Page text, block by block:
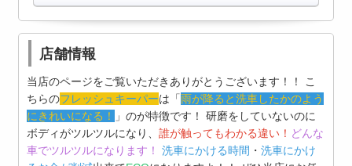
店舗情報
当店のページをご覧いただきありがとうございます！！ こ
ちらのフレッシュキーパーは「雨が降ると洗車したかのよう
にきれいになる！
」のが特徴です！ 研磨をしていないのに
ボディがツルツルになり、誰が触ってもわかる違い！ どんな
車でツルツルになります！洗車にかける時間 ・洗車にかけ